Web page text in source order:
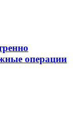
операции